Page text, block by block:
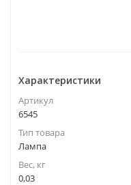
Характеристики
Артикул
6545
Тип товара
Лампа
Вес, кг
0,03